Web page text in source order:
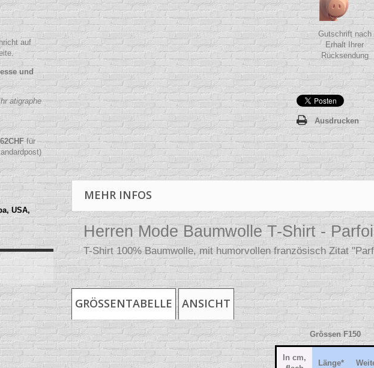
auf
und
atigraphe
62CHFfür
USA,
Gutschrift nach
Erhalt Ihrer
Rücksendung
Ausdrucken
MEHR INFOS
Herren Mode Baumwolle T-Shirt -
T-Shirt 100% Baumwolle, mit humorvollen französisch Zitat
GRÖSSENTABELLE ANSICHT
Grössen F150
In cm,
Länge*